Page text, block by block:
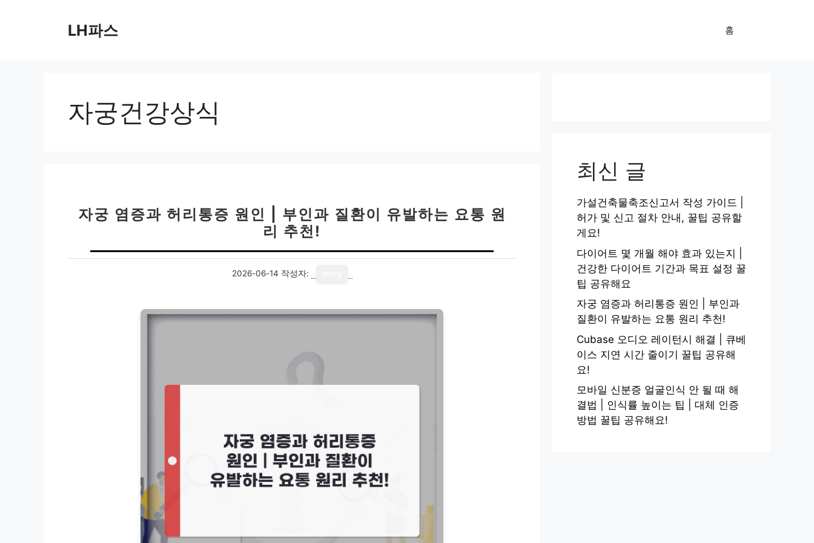
LH파스 홈
자궁건강상식
자궁 염증과 허리통증 원인 | 부인과 질환이 유발하는 요통 원
리 추천!
2026-06-14 작성자:
최신 글
가설건축물축조신고서 작성 가이드 |
허가 및 신고 절차 안내, 꿀팁 공유할
게요!
다이어트 몇 개월 해야 효과 있는지 |
건강한 다이어트 기간과 목표 설정 꿀
팁 공유해요
자궁 염증과 허리통증 원인 | 부인과
질환이 유발하는 요통 원리 추천!
Cubase 오디오 레이턴시 해결 | 큐베
이스 지연 시간 줄이기 꿀팁 공유해
요!
모바일 신분증 얼굴인식 안 될 때 해
결법 | 인식률 높이는 팁 | 대체 인증
방법 꿀팁 공유해요!